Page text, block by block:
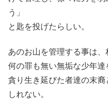
う」
と匙を投げたらしい。
あのお山を管理する事は、
何の罪も無い無垢な少年
貪り生き延びた者達の末
しれない。